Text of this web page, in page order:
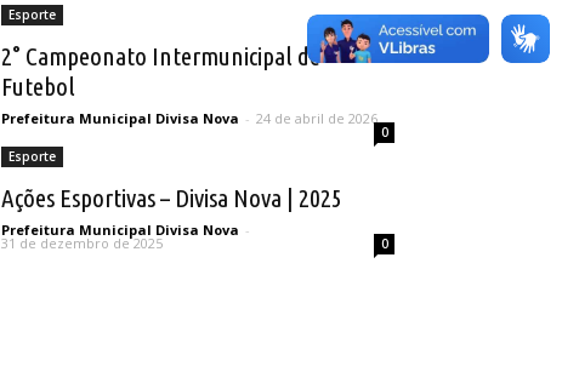
Esporte
2° Campeonato Intermunicipal de
Futebol
Prefeitura Municipal Divisa Nova - 24 de abril de 2026
0
Esporte
Ações Esportivas – Divisa Nova | 2025
Prefeitura Municipal Divisa Nova -
31 de dezembro de 2025 0